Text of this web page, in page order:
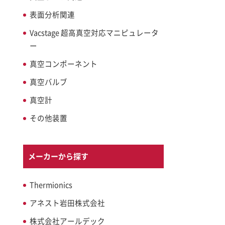
表面分析関連
Vacstage 超高真空対応マニピュレータ
ー
真空コンポーネント
真空バルブ
真空計
その他装置
メーカーから探す
Thermionics
アネスト岩田株式会社
株式会社アールデック